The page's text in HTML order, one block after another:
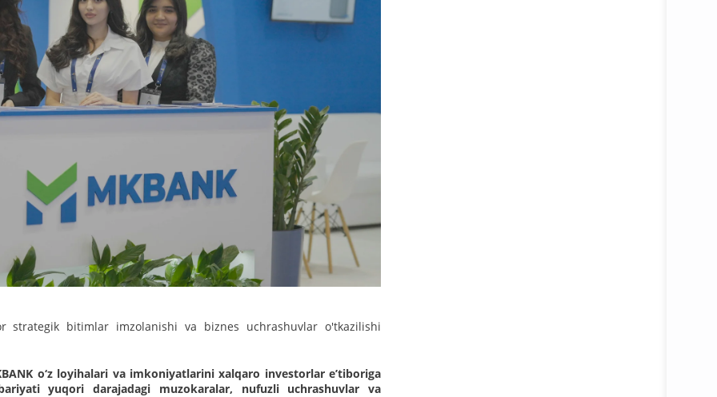
strategik bitimlar imzolanishi va biznes uchrashuvlar o'tkazilishi
o‘z loyihalari va imkoniyatlarini xalqaro investorlar e’tiboriga
yuqori darajadagi muzokaralar, nufuzli uchrashuvlar va